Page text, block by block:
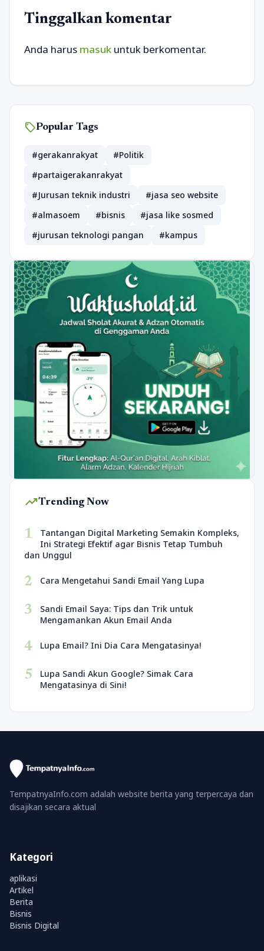
Tinggalkan komentar
Anda harus masuk untuk berkomentar.
sellPopular Tags
#gerakanrakyat
#Politik
#partaigerakanrakyat
#Jurusan teknik industri
#jasa seo website
#almasoem
#bisnis
#jasa like sosmed
#jurusan teknologi pangan
#kampus
trending_upTrending Now
1
Tantangan Digital Marketing Semakin Kompleks,
Ini Strategi Efektif agar Bisnis Tetap Tumbuh
dan Unggul
2 Cara Mengetahui Sandi Email Yang Lupa
3
Sandi Email Saya: Tips dan Trik untuk
Mengamankan Akun Email Anda
4 Lupa Email? Ini Dia Cara Mengatasinya!
5
Lupa Sandi Akun Google? Simak Cara
Mengatasinya di Sini!
TempatnyaInfo.com adalah website berita yang terpercaya dan
disajikan secara aktual
Kategori
aplikasi
Artikel
Berita
Bisnis
Bisnis Digital